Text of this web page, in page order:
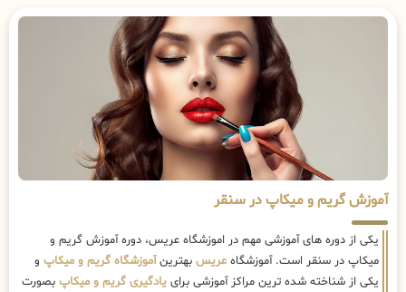
آموزش گریم و میکاپ در سنقر
یکی از دوره های آموزشی مهم در اموزشگاه عریس، دوره آموزش گریم و
میکاپ در سنقر است. آموزشگاه عریس بهترینآموزشگاه گریم و میکاپ و
یکی از شناخته شده ترین مراکز آموزشی برای یادگیری گریم و میکاپ بصورت